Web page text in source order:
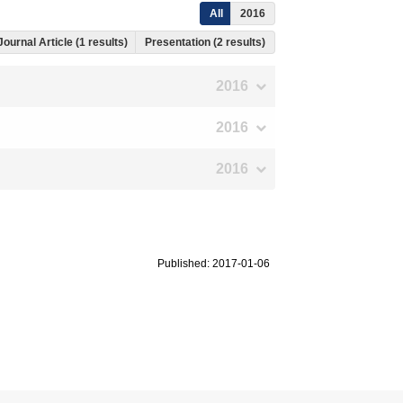
All 2016
Article (1 results) Presentation (2 results)
2016
2016
2016
Published: 2017-01-06